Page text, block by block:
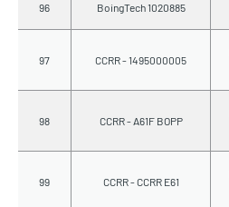
96 BoingTech 1020885
97 CCRR - 1495000005
98 CCRR - A61F BOPP
99 CCRR - CCRR E61